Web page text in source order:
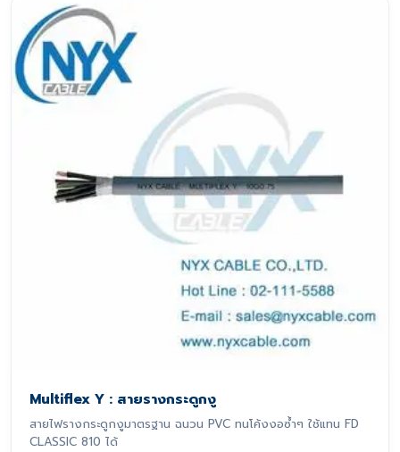
Multiflex Y : สายรางกระดูกงู
สายไฟรางกระดูกงูมาตรฐาน ฉนวน PVC ทนโค้งงอซ้ำๆ ใช้แทน FD
CLASSIC 810 ได้